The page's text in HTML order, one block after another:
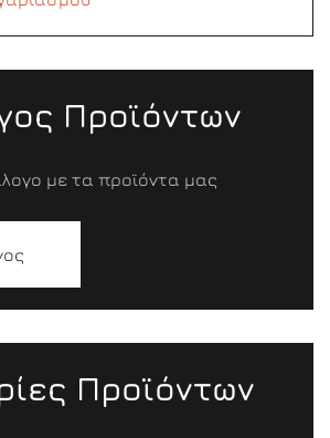
Προϊόντων
με τα προϊόντα μας
Προϊόντων